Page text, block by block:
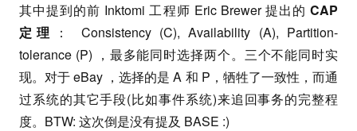
其中提到的前 Inktomi 工程师 Eric Brewer 提出的 CAP
定理
： Consistency (C), Availability (A), Partition-
tolerance (P) ，最多能同时选择两个。三个不能同时实
现。对于 eBay ，选择的是 A 和 P，牺牲了一致性，而通
过系统的其它手段(比如事件系统)来追回事务的完整程
度。BTW: 这次倒是没有提及 BASE :)